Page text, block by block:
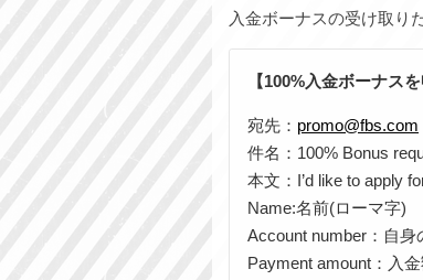
入金ボーナスの受け取り
【100%入金ボーナス
宛先： promo@fbs.com
件名：100% Bonus
本文：I’d like to apply
Name:名前(ローマ字)
Account number：自身
Payment amount：入